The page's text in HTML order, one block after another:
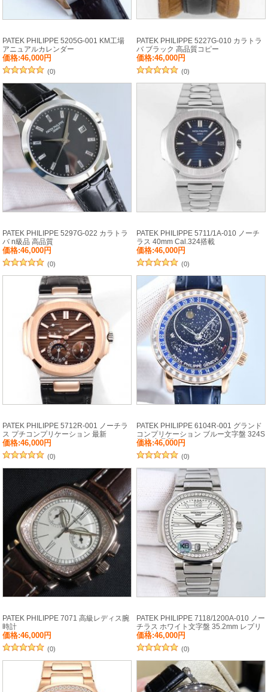
PATEK PHILIPPE 5205G-001 KM工場
アニュアルカレンダー
価格:46,000円
(0)
PATEK PHILIPPE 5227G-010 カラトラ
バ ブラック 高品質コピー
価格:46,000円
(0)
PATEK PHILIPPE 5297G-022 カラトラ
バ n級品 高品質
価格:46,000円
(0)
PATEK PHILIPPE 5711/1A-010 ノーチ
ラス 40mm Cal.324搭載
価格:46,000円
(0)
PATEK PHILIPPE 5712R-001 ノーチラ
ス プチコンプリケーション 最新
価格:46,000円
(0)
PATEK PHILIPPE 6104R-001 グランド
コンプリケーション ブルー文字盤 324S
搭載 高品質
価格:46,000円
(0)
PATEK PHILIPPE 7071 高級レディス腕
時計
価格:46,000円
(0)
PATEK PHILIPPE 7118/1200A-010 ノー
チラス ホワイト文字盤 35.2mm レプリ
カ通販
価格:46,000円
(0)